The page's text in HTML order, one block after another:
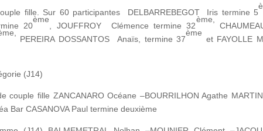
fille. Sur 60 participantes DELBARREBEGOT Iris termine 5
20
ème
, JOUFFROY Clémence termine 32
ème,
PEREIRA DOSSANTOS Anaïs, termine 37
ème
et FAYOLLE
(J14)
couple fille ZANCANARO Océane –BOURRILHON Agathe
Bar CASANOVA Paul termine deuxième